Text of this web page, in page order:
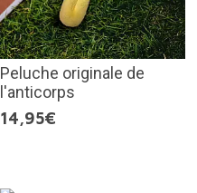
Peluche originale de
l'anticorps
14,95€